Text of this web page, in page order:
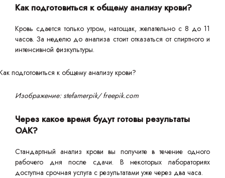
Как подготовиться к общему анализу крови?
Кровь сдается только утром, натощак, желательно с 8 до 11
часов. За неделю до анализа стоит отказаться от спиртного и
интенсивной физкультуры.
Изображение: stefamerpik/ freepik.com
Через какое время будут готовы результаты
ОАК?
Стандартный анализ крови вы получите в течение одного
рабочего дня после сдачи. В некоторых лабораториях
доступна срочная услуга с результатами уже через два часа.